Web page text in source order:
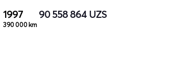
1997
390 000 km
90 558 864 UZS